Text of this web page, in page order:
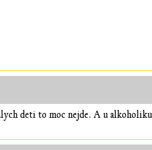
deti to moc nejde. A u